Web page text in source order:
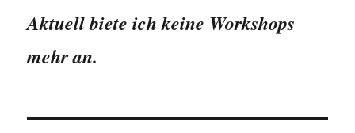
Aktuell biete ich keine Workshops
mehr an.